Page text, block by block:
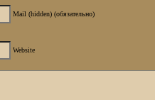
Mail (hidden) (обязательно)
Website